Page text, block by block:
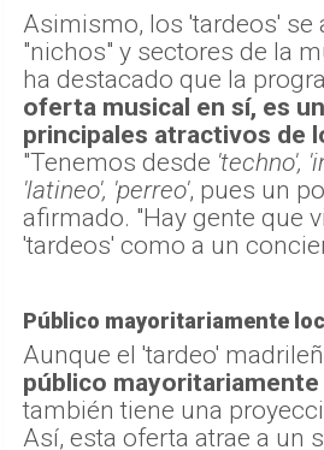
Asimismo, los 'tardeos' se
"nichos" y sectores de la
ha destacado que la
oferta musical en sí, es
principales atractivos de
"Tenemos desde 'techno',
'latineo', 'perreo', pues un
afirmado. "Hay gente que
'tardeos' como a un
Público mayoritariamente
Aunque el 'tardeo'
público mayoritariamente
también tiene una
Así, esta oferta atrae a un